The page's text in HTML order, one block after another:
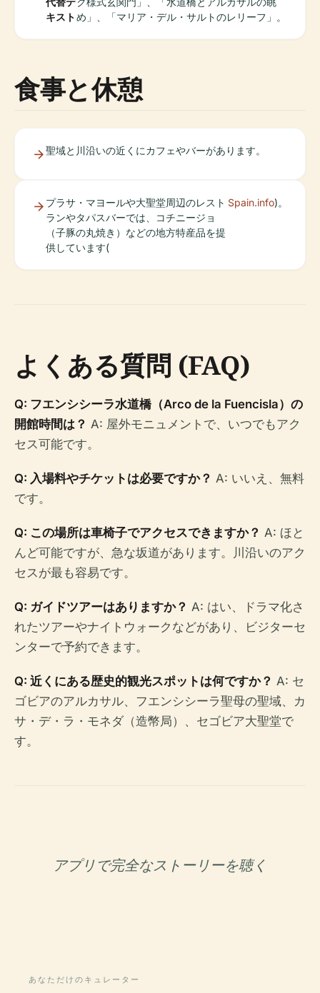
キストめ」、「マリア・デル・サルトのレリーフ」。
食事と休憩
聖域と川沿いの近くにカフェやバーがあります。
プラサ・マヨールや大聖堂周辺のレスト
ランやタパスバーでは、コチニージョ
（子豚の丸焼き）などの地方特産品を提
供しています(
Spain.info)。
よくある質問 (FAQ)
Q: フエンシシーラ水道橋（Arco de la Fuencisla）の
開館時間は？ A: 屋外モニュメントで、いつでもアク
セス可能です。
Q: 入場料やチケットは必要ですか？ A: いいえ、無料
です。
Q: この場所は車椅子でアクセスできますか？ A: ほと
んど可能ですが、急な坂道があります。川沿いのアク
セスが最も容易です。
Q: ガイドツアーはありますか？ A: はい、ドラマ化さ
れたツアーやナイトウォークなどがあり、ビジターセ
ンターで予約できます。
Q: 近くにある歴史的観光スポットは何ですか？ A: セ
ゴビアのアルカサル、フエンシシーラ聖母の聖域、カ
サ・デ・ラ・モネダ（造幣局）、セゴビア大聖堂で
す。
アプリで完全なストーリーを聴く
あなただけのキュレーター